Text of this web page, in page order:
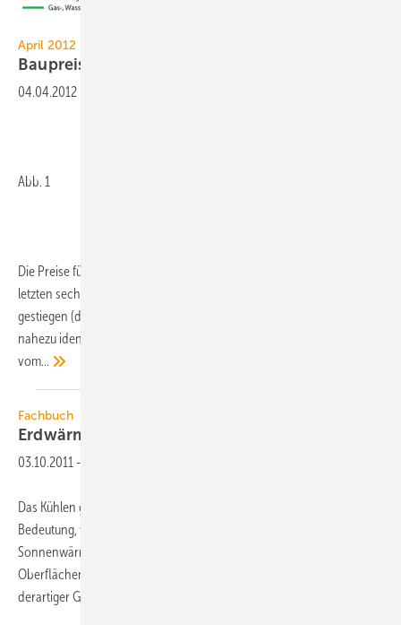
April 2012
Baupreisindizes für
04.04.2012
Abb. 1
Die Preise für die typischen TGA/SHK-Ausbauarbeiten sind in den
letzten sechs Jahren deutlicher als die „Bauleistungen am Bauwerk“
gestiegen (die Entwicklung aller „Ausbauarbeiten“ verläuft seit 2005
nahezu identisch zu den „Bauleistungen am Bauwerk“). Ausgehend
vom...
Fachbuch
Erdwärme für Bürogebäude
03.10.2011 -
Das Kühlen gewinnt in Büro- und Verwaltungsgebäuden an
Bedeutung, weil sonst innere Wärmequellen und einfallende
Sonnenwärme den Nutzerkomfort erheblich belasten.
Oberflächennahe Geothermie für das Kühlen und auch Beheizen
derartiger Gebäude zu nutzen, bietet sich wegen der